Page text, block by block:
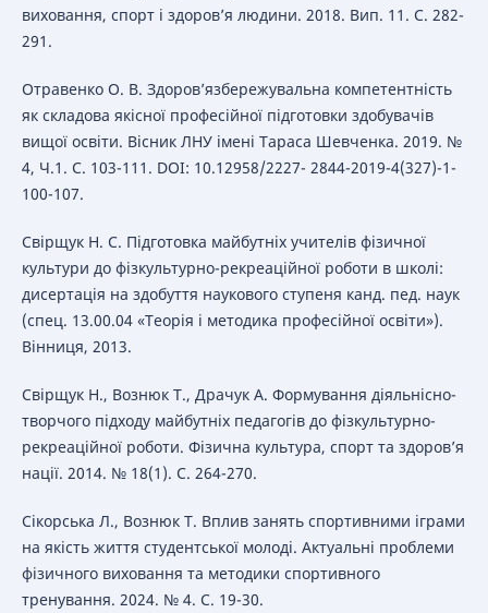
виховання, спорт і здоров’я людини. 2018. Вип. 11. С. 282-
291.
Отравенко О. В. Здоров’язбережувальна компетентність
як складова якісної професійної підготовки здобувачів
вищої освіти. Вісник ЛНУ імені Тараса Шевченка. 2019. №
4, Ч.1. С. 103-111. DOI: 10.12958/2227- 2844-2019-4(327)-1-
100-107.
Свірщук Н. С. Підготовка майбутніх учителів фізичної
культури до фізкультурно-рекреаційної роботи в школі:
дисертація на здобуття наукового ступеня канд. пед. наук
(спец. 13.00.04 «Теорія і методика професійної освіти»).
Вінниця, 2013.
Свірщук Н., Вознюк Т., Драчук А. Формування діяльнісно-
творчого підходу майбутніх педагогів до фізкультурно-
рекреаційної роботи. Фізична культура, спорт та здоров’я
нації. 2014. № 18(1). С. 264-270.
Сікорська Л., Вознюк Т. Вплив занять спортивними іграми
на якість життя студентської молоді. Актуальні проблеми
фізичного виховання та методики спортивного
тренування. 2024. № 4. С. 19-30.